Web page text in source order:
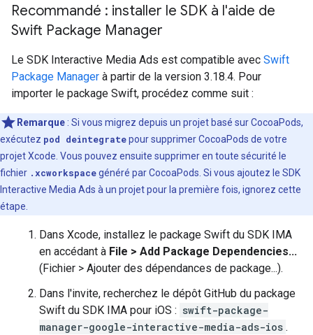
Recommandé : installer le SDK à l'aide de
Swift Package Manager
Le SDK Interactive Media Ads est compatible avec Swift
Package Manager à partir de la version 3.18.4. Pour
importer le package Swift, procédez comme suit :
Remarque : Si vous migrez depuis un projet basé sur CocoaPods,
exécutez pod deintegratepour supprimer CocoaPods de votre
projet Xcode. Vous pouvez ensuite supprimer en toute sécurité le
fichier .xcworkspacegénéré par CocoaPods. Si vous ajoutez le SDK
Interactive Media Ads à un projet pour la première fois, ignorez cette
étape.
Dans Xcode, installez le package Swift du SDK IMA
en accédant à File > Add Package Dependencies...
(Fichier > Ajouter des dépendances de package...).
Dans l'invite, recherchez le dépôt GitHub du package
Swift du SDK IMA pour iOS : swift-package-
manager-google-interactive-media-ads-ios .